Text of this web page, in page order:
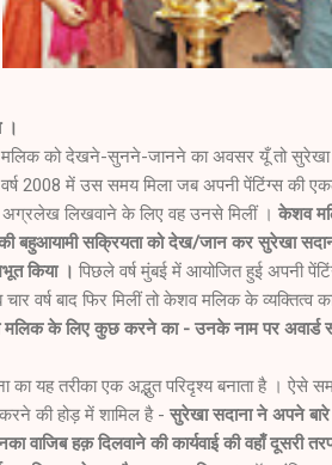
।
मलिक को देखने-सुनने-जानने का अवसर यूँ तो सुरेखा
2008 में उस समय मिला जब अपनी पेंटिंग्स की
लिखवाने के लिए वह उनसे मिलीं । केशव
बहुआयामी सक्रियता को देख/जान कर सुरेखा
किया । पिछले वर्ष मुंबई में आयोजित हुई अपनी
वर्ष बाद फिर मिलीं तो केशव मलिक के व्यक्तित्व
के लिए कुछ करने का - उनके नाम पर अवार्ड
यह तरीका एक अद्भुत परिदृश्य बनाता है । ऐसे
की होड़ में शामिल है - सुरेखा सदाना ने अपने बारे
हक़ दिलवाने की कार्यवाई की वहाँ दूसरी